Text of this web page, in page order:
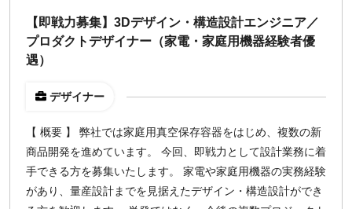
【即戦力募集】3Dデザイン・構造設計エンジニア／
プロダクトデザイナー（家電・家庭用機器経験者優
遇）
デザイナー
【 概要 】 弊社では家庭用真空保存容器をはじめ、複数の新
商品開発を進めています。 今回、即戦力として設計業務に着
手できる方を募集いたします。 家電や家庭用機器の実務経験
があり、量産設計までを見据えたデザイン・構造設計ができ